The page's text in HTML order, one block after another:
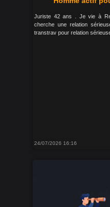
Juriste 42 ans . Je vie à
cherche une relation
transtrav pour relation
24/07/2026 16:16